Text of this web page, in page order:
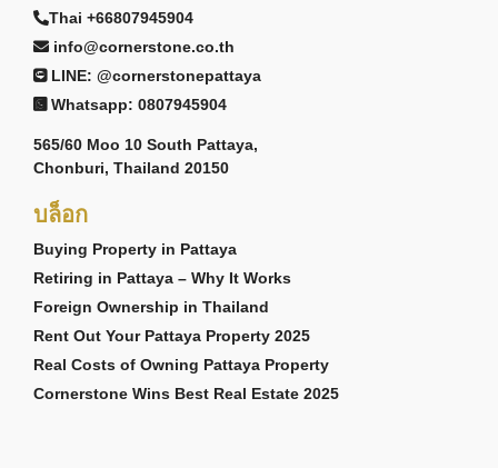
Thai +66807945904
info@cornerstone.co.th
LINE: @cornerstonepattaya
Whatsapp: 0807945904
565/60 Moo 10 South Pattaya,
Chonburi, Thailand 20150
บล็อก
Buying Property in Pattaya
Retiring in Pattaya – Why It Works
Foreign Ownership in Thailand
Rent Out Your Pattaya Property 2025
Real Costs of Owning Pattaya Property
Cornerstone Wins Best Real Estate 2025